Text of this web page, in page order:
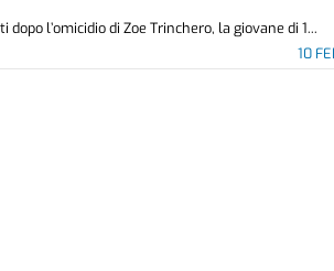
10
l’omicidio di Zoe Trinchero, la giovane di 1...